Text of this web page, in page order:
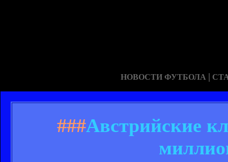
НОВОСТИ ФУТБОЛА |
###Австрийские